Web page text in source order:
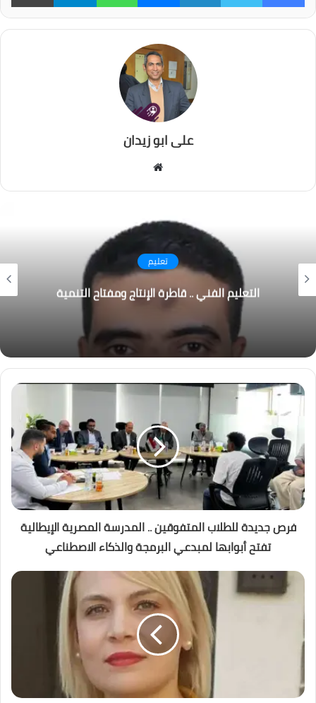
على ابو زيدان
صحة
دمج الحوسبة الحيوية والبيولوجيا التركيبية
لاستهداف الإنزيمات في إدارة الأمراض
فرص جديدة للطلاب المتفوقين .. المدرسة المصرية الإيطالية
تفتح أبوابها لمبدعي البرمجة والذكاء الاصطناعي